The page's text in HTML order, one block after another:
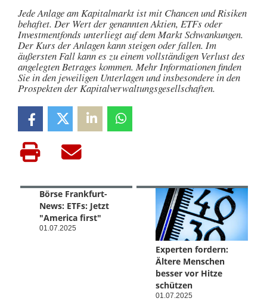
Jede Anlage am Kapitalmarkt ist mit Chancen und Risiken
behaftet. Der Wert der genannten Aktien, ETFs oder
Investmentfonds unterliegt auf dem Markt Schwankungen.
Der Kurs der Anlagen kann steigen oder fallen. Im
äußersten Fall kann es zu einem vollständigen Verlust des
angelegten Betrages kommen. Mehr Informationen finden
Sie in den jeweiligen Unterlagen und insbesondere in den
Prospekten der Kapitalverwaltungsgesellschaften.
Börse Frankfurt-
News: ETFs: Jetzt
"America first"
01.07.2025
Experten fordern:
Ältere Menschen
besser vor Hitze
schützen
01.07.2025